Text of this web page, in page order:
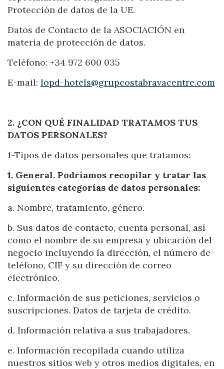
CA ES EN
Protección de datos de la UE.
Datos de Contacto de la ASOCIACIÓN en
materia de protección de datos.
Teléfono: +34 972 600 035
E-mail: lopd-hotels@grupcostabravacentre.com
2. ¿CON QUÉ FINALIDAD TRATAMOS TUS
DATOS PERSONALES?
1-Tipos de datos personales que tratamos:
1. General. Podríamos recopilar y tratar las
siguientes categorías de datos personales:
a. Nombre, tratamiento, género.
b. Sus datos de contacto, cuenta personal, así
como el nombre de su empresa y ubicación del
negocio incluyendo la dirección, el número de
teléfono, CIF y su dirección de correo
electrónico.
c. Información de sus peticiones, servicios o
suscripciones. Datos de tarjeta de crédito.
d. Información relativa a sus trabajadores.
e. Información recopilada cuando utiliza
nuestros sitios web y otros medios digitales, en